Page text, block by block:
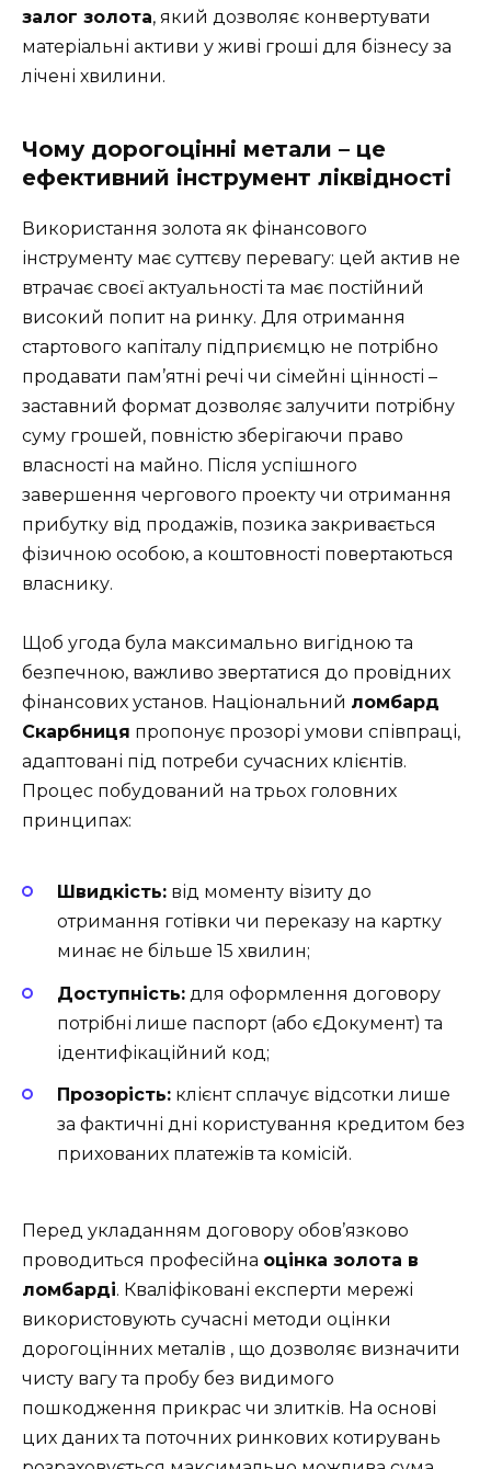
залог золота, який дозволяє конвертувати
матеріальні активи у живі гроші для бізнесу за
лічені хвилини.
Чому дорогоцінні метали – це
ефективний інструмент ліквідності
Використання золота як фінансового
інструменту має суттєву перевагу: цей актив не
втрачає своєї актуальності та має постійний
високий попит на ринку. Для отримання
стартового капіталу підприємцю не потрібно
продавати пам’ятні речі чи сімейні цінності –
заставний формат дозволяє залучити потрібну
суму грошей, повністю зберігаючи право
власності на майно. Після успішного
завершення чергового проекту чи отримання
прибутку від продажів, позика закривається
фізичною особою, а коштовності повертаються
власнику.
Щоб угода була максимально вигідною та
безпечною, важливо звертатися до провідних
фінансових установ. Національний ломбард
Скарбниця пропонує прозорі умови співпраці,
адаптовані під потреби сучасних клієнтів.
Процес побудований на трьох головних
принципах:
Швидкість: від моменту візиту до
отримання готівки чи переказу на картку
минає не більше 15 хвилин;
Доступність: для оформлення договору
потрібні лише паспорт (або єДокумент) та
ідентифікаційний код;
Прозорість: клієнт сплачує відсотки лише
за фактичні дні користування кредитом без
прихованих платежів та комісій.
Перед укладанням договору обов’язково
проводиться професійна оцінка золота в
ломбарді. Кваліфіковані експерти мережі
використовують сучасні методи оцінки
дорогоцінних металів , що дозволяє визначити
чисту вагу та пробу без видимого
пошкодження прикрас чи злитків. На основі
цих даних та поточних ринкових котирувань